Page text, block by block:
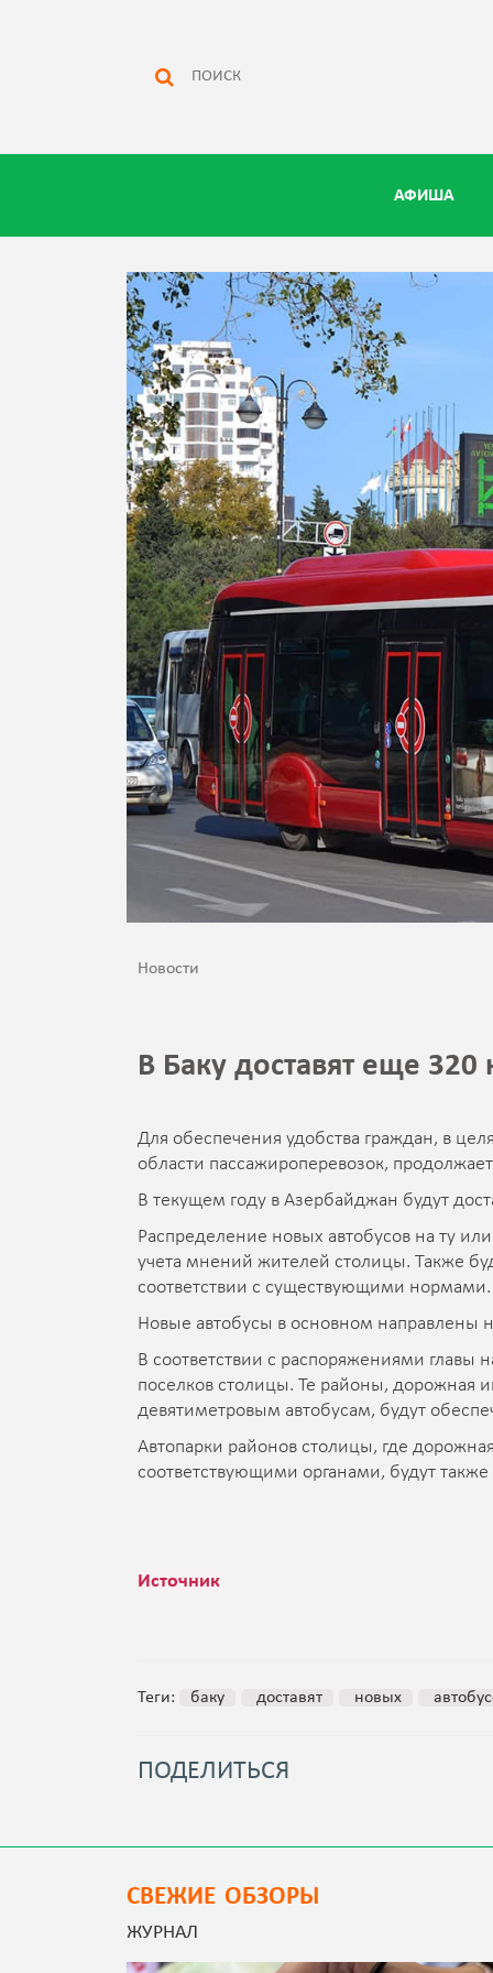
АФИША
Новости
В Баку доставят еще 320
Для обеспечения удобства граждан, в
области пассажироперевозок,
В текущем году в Азербайджан будут
Распределение новых автобусов на ту
учета мнений жителей столицы. Также
соответствии с существующими нормами.
Новые автобусы в основном направлены
В соответствии с распоряжениями главы
поселков столицы. Те районы, дорожная
девятиметровым автобусам, будут
Автопарки районов столицы, где
соответствующими органами, будут
Источник
Теги: баку доставят новых
ПОДЕЛИТЬСЯ
СВЕЖИЕ ОБЗОРЫ
ЖУРНАЛ